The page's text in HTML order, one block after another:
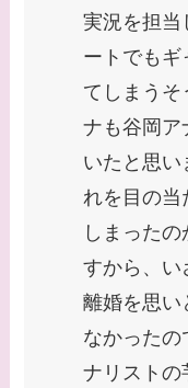
実況を担当
ートでもギ
てしまうそ
ナも谷岡ア
いたと思い
れを目の当
しまった
すから、い
離婚を思い
なかったの
ナリストの